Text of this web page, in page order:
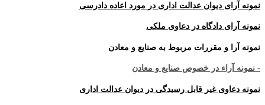
نمونه آرای دیوان عدالت اداری در مورد اعاده دادرسی
نمونه آرای دادگاه در دعاوی ملکی
نمونه آرا و مقررات مربوط به صنایع و معادن
- نمونه آراء در خصوص صنایع و معادن
نمونه دعاوی غیر قابل رسیدگی در دیوان عدالت اداری